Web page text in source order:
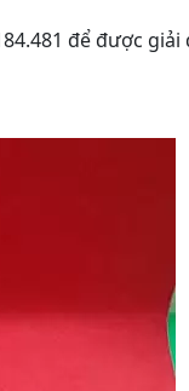
để được giải